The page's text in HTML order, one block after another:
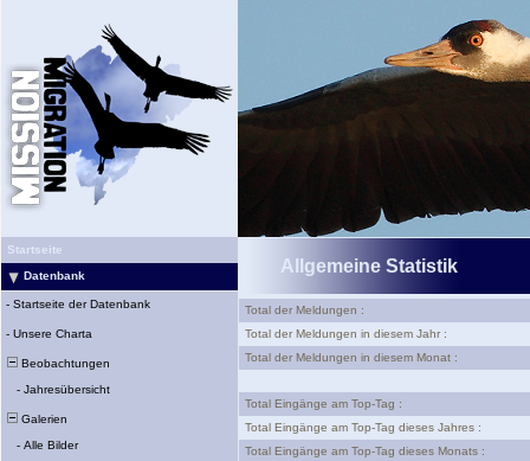
Startseite
Datenbank
- Startseite der Datenbank
- Unsere Charta
Beobachtungen
- Jahresübersicht
Galerien
- Alle Bilder
Allgemeine Statistik
Total der Meldungen :
Total der Meldungen in diesem Jahr :
Total der Meldungen in diesem Monat :
Total Eingänge am Top-Tag :
Total Eingänge am Top-Tag dieses Jahres :
Total Eingänge am Top-Tag dieses Monats :